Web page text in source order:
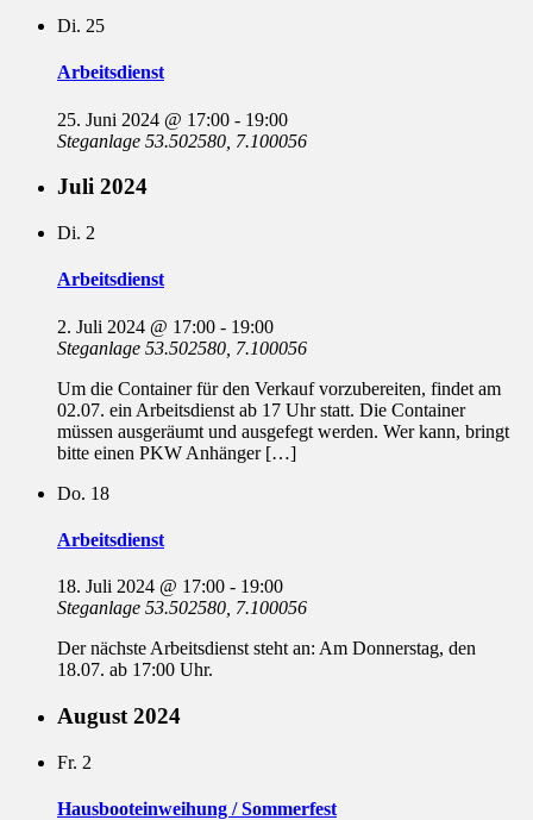
Di. 25
Arbeitsdienst
25. Juni 2024 @ 17:00 - 19:00
Steganlage 53.502580, 7.100056
Juli 2024
Di. 2
Arbeitsdienst
2. Juli 2024 @ 17:00 - 19:00
Steganlage 53.502580, 7.100056
Um die Container für den Verkauf vorzubereiten, findet am
02.07. ein Arbeitsdienst ab 17 Uhr statt. Die Container
müssen ausgeräumt und ausgefegt werden. Wer kann, bringt
bitte einen PKW Anhänger […]
Do. 18
Arbeitsdienst
18. Juli 2024 @ 17:00 - 19:00
Steganlage 53.502580, 7.100056
Der nächste Arbeitsdienst steht an: Am Donnerstag, den
18.07. ab 17:00 Uhr.
August 2024
Fr. 2
Hausbooteinweihung / Sommerfest